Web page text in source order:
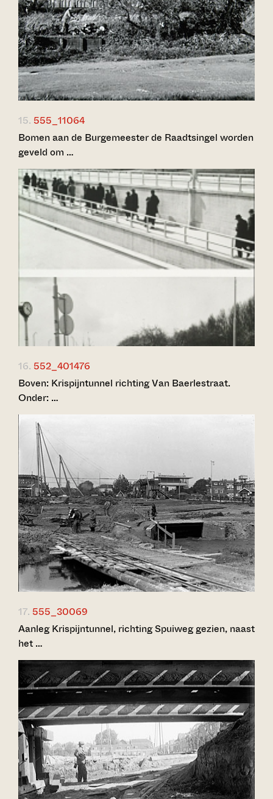
15. 555_11064
Bomen aan de Burgemeester de Raadtsingel worden
geveld om …
16. 552_401476
Boven: Krispijntunnel richting Van Baerlestraat.
Onder: …
17. 555_30069
Aanleg Krispijntunnel, richting Spuiweg gezien, naast
het …